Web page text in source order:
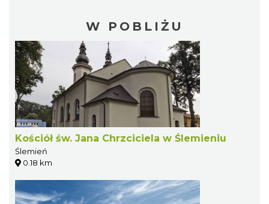
W POBLIŻU
Kościół św. Jana Chrzciciela w Ślemieniu
Ślemień
0.18 km